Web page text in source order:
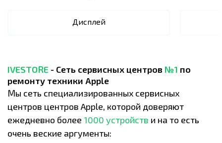
Дисплей
IVESTORE - Сеть сервисных центров №1 по
ремонту техники Apple
Мы сеть специализированных сервисных
центров центров Apple, которой доверяют
ежедневно более 1000 устройств и на то есть
очень веские аргументы: